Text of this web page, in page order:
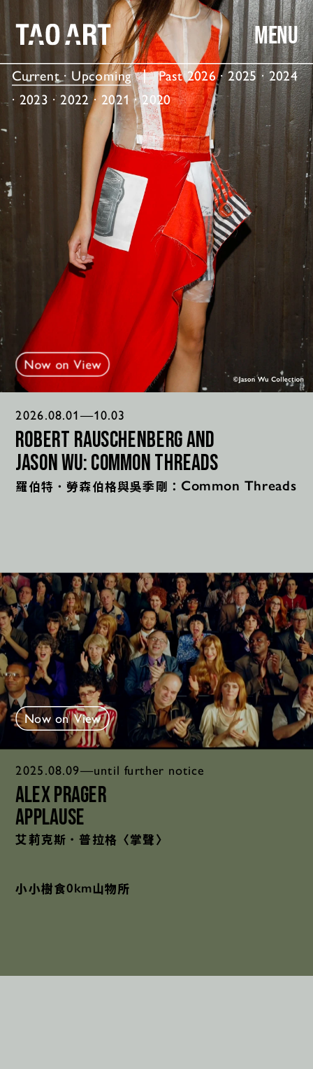
Now on View
2026.08.01—10.03
Robert Rauschenberg and
Jason Wu: Common Threads
羅伯特．勞森伯格與吳季剛： Common Threads
Now on View
2025.08.09—until further notice
Alex Prager
Applause
艾莉克斯．普拉格〈掌聲〉
小小樹食0km山物所
Current · Upcoming
  │  Past
2026 · 2025 · 2024
· 2023 · 2022 · 2021 · 2020
MENU